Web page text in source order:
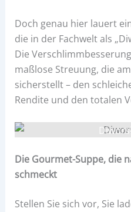
Doch genau hier lauert
die in der Fachwelt als
Die
maßlose Streuung, die
sicherstellt – den
Rendite und den totalen
Die Gourmet-Suppe, die
schmeckt
Stellen Sie sich vor, Sie